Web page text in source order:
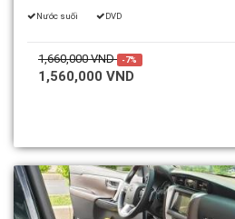
Nước suối DVD
1,660,000 VND -7%
1,560,000 VND